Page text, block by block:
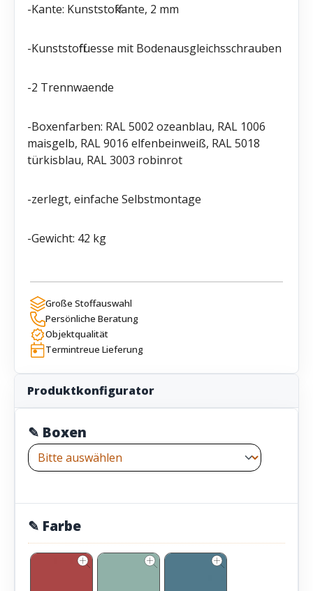
-Kante: Kunststoffkante, 2 mm
-Kunststofffuesse mit Bodenausgleichsschrauben
-2 Trennwaende
-Boxenfarben: RAL 5002 ozeanblau, RAL 1006
maisgelb, RAL 9016 elfenbeinweiß, RAL 5018
türkisblau, RAL 3003 robinrot
-zerlegt, einfache Selbstmontage
-Gewicht: 42 kg
Große Stoffauswahl
Persönliche Beratung
Objektqualität
Termintreue Lieferung
Produktkonfigurator
✎ Boxen
✎ Farbe